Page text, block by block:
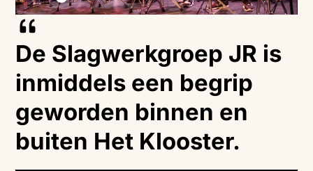
De Slagwerkgroep JR is
inmiddels een begrip
geworden binnen en
buiten Het Klooster.